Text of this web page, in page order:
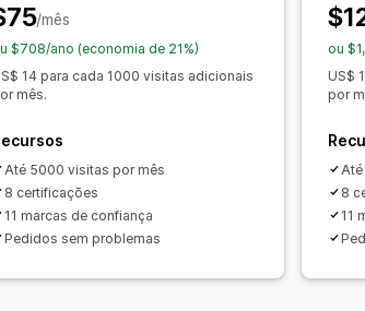
/mês
$708/ano (economia de 21%)
14 para cada 1000 visitas adicionais
mês.
Até 5000 visitas por mês
8 certificações
11 marcas de confiança
Pedidos sem problemas
ou
US$
por
8
11